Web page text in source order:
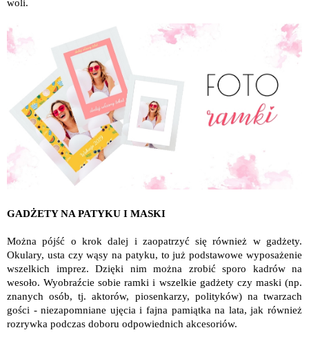
woli.
GADŻETY NA PATYKU I MASKI
Można pójść o krok dalej i zaopatrzyć się również w gadżety.
Okulary, usta czy wąsy na patyku, to już podstawowe wyposażenie
wszelkich imprez. Dzięki nim można zrobić sporo kadrów na
wesoło. Wyobraźcie sobie ramki i wszelkie gadżety czy maski (np.
znanych osób, tj. aktorów, piosenkarzy, polityków) na twarzach
gości - niezapomniane ujęcia i fajna pamiątka na lata, jak również
rozrywka podczas doboru odpowiednich akcesoriów.